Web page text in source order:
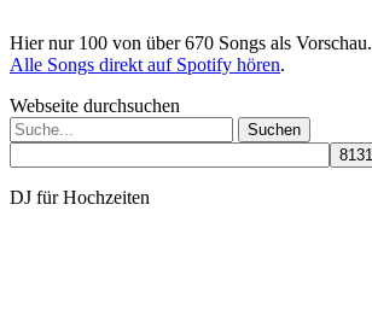
Hier nur 100 von über 670 Songs als Vorschau.
Alle Songs direkt auf Spotify hören.
Webseite durchsuchen
Suchen
nach:
DJ für Hochzeiten